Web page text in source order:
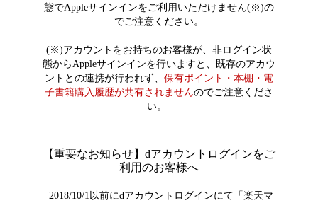
態でAppleサインインをご利用いただけません(※)の
でご注意ください。
(※)アカウントをお持ちのお客様が、非ログイン状
態からAppleサインインを行いますと、既存のアカウ
ントとの連携が行われず、 保有ポイント・本棚・電
子書籍購入履歴が共有されませんのでご注意くださ
い。
【重要なお知らせ】dアカウントログインをご
利用のお客様へ
2018/10/1以前にdアカウントログインにて「楽天マ